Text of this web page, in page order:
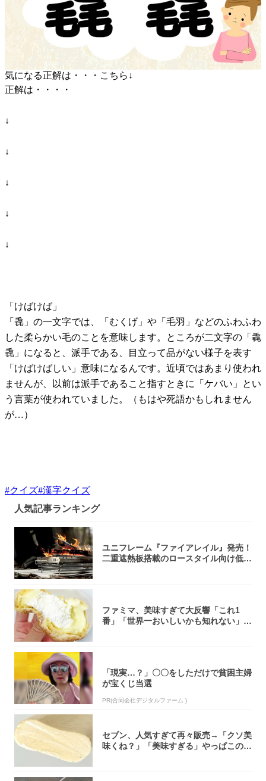
気になる正解は・・・こちら↓
正解は・・・・
↓
↓
↓
↓
↓
「けばけば」
「毳」の一文字では、「むくげ」や「毛羽」などのふわふわ
した柔らかい毛のことを意味します。ところが二文字の「毳
毳」になると、派手である、目立って品がない様子を表す
「けばけばしい」意味になるんです。近頃ではあまり使われ
ませんが、以前は派手であること指すときに「ケバい」とい
う言葉が使われていました。（もはや死語かもしれません
が…）
#クイズ#漢字クイズ
人気記事ランキング
ユニフレーム『ファイアレイル』発売！
二重遮熱板搭載のロースタイル向け低型
ファミマ、美味すぎて大反響「これ1
番」「世界一おいしいかも知れない」
「現実…？」〇〇をしただけで貧困主婦
が宝くじ当選
PR(合同会社デジタルファーム )
セブン、人気すぎて再々販売→「クソ美
味くね？」「美味すぎる」やっぱこのク